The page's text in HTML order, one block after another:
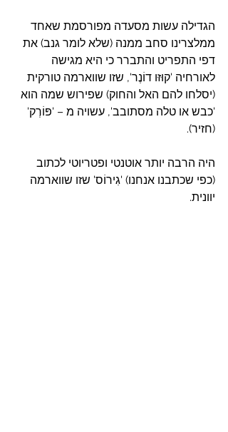
הגדילה עשות מסעדה מפורסמת שאחד
ממלצרינו סחב ממנה (שלא לומר גנב) את
דפי התפריט והתברר כי היא מגישה
לאורחיה 'קוּזּו דוֹנֶר', שזו שווארמה טורקית
(יסלחו להם האל והחוק) שפירוש שמה הוא
'כבש או טלה מסתובב', עשויה מ – 'פּוֹרְק'
(חזיר).
היה הרבה יותר אוטנטי ופטריוטי לכתוב
(כפי שכתבנו אנחנו) 'גִירוֹס' שזו שווארמה
יוונית.